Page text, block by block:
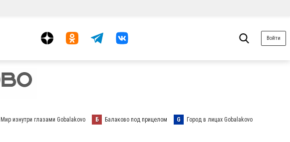
Войти
Мир изнутри глазами Gobalakovo Б Балаково под прицелом G Город в лицах Gobalakovo